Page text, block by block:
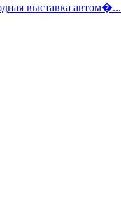
выставка автом�...